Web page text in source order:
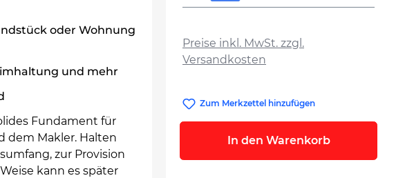
oder Wohnung
und mehr
Fundament für
dem Makler. Halten
zur Provision
kann es später
Preise inkl. MwSt. zzgl.
Versandkosten
Zum Merkzettel hinzufügen
In den Warenkorb